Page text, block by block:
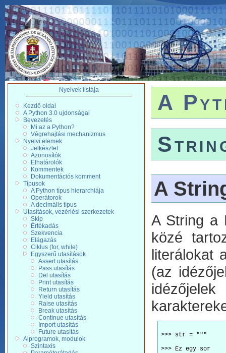
Nyelvek listája
Kezdő oldal
A Python 3.0 ujdonságai
Bevezetés
Mi az a Python?
Végrehajtási mechanizmus
Nyelvi elemek
Jelkészlet
Azonosítók
Elhatárolók
Kommentek
Dokumentációs komment
Típusok
A Python típus hierarchiája
Operátorok
A decimális típus
Utasítások, vezérlési szerkezetek
Skip
Értékadás
Szekvencia
Elágazás
Ciklus (for, while)
Egyszerű utasítások
Assert utasítás
Pass utasítás
Del utasítás
Print utasítás
Return utasítás
Yield utasítás
Raise utasítás
Break utasítás
Continue utasítás
Import utasítás
Future utasítás
Alprogramok, modulok
Szintaxis
A
A
A String a
közé
literálokat
(az
>>> str = """
>>> Ez egy sor